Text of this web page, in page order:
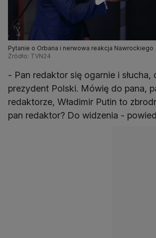
Pytanie o Orbana i nerwowa reakcja Nawrockiego
Źródło: TVN24
- Pan redaktor się ogarnie i słucha,
prezydent Polski. Mówię do pana,
redaktorze, Władimir Putin to
pan redaktor? Do widzenia -